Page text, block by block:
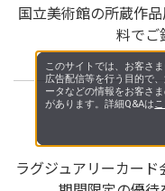
国⽴美術館の所蔵作
料でご
ラグジュアリーカード
このサイトでは、お客さ
広告配信等を行う目的で
ータなどの情報をお客さ
があります。詳細Q&Aは